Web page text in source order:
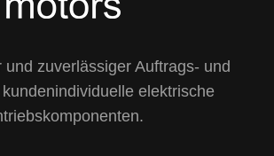
und zuverlässiger Auftrags- und
elektrische